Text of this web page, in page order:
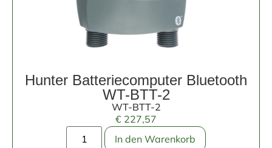
Hunter Batteriecomputer Bluetooth
WT-BTT-2
WT-BTT-2
€ 227,57
In den Warenkorb